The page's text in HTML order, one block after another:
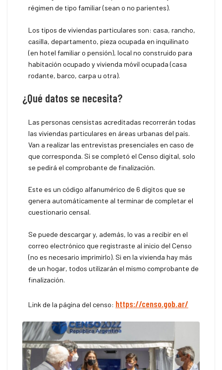
régimen de tipo familiar (sean o no parientes).
Los tipos de viviendas particulares son: casa, rancho,
casilla, departamento, pieza ocupada en inquilinato
(en hotel familiar o pensión), local no construido para
habitación ocupado y vivienda móvil ocupada (casa
rodante, barco, carpa u otra).
¿Qué datos se necesita?
Las personas censistas acreditadas recorrerán todas
las viviendas particulares en áreas urbanas del país.
Van a realizar las entrevistas presenciales en caso de
que corresponda. Si se completó el Censo digital, solo
se pedirá el comprobante de finalización.
Este es un código alfanumérico de 6 dígitos que se
genera automáticamente al terminar de completar el
cuestionario censal.
Se puede descargar y, además, lo vas a recibir en el
correo electrónico que registraste al inicio del Censo
(no es necesario imprimirlo). Si en la vivienda hay más
de un hogar, todos utilizarán el mismo comprobante de
finalización.
Link de la página del censo: https://censo.gob.ar/